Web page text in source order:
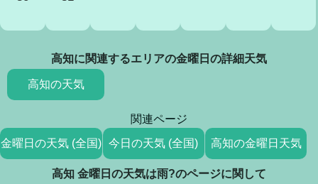
高知に関連するエリアの金曜日の詳細天気
高知の天気
関連ページ
金曜日の天気 (全国) 今日の天気 (全国) 高知の金曜日天気
高知 金曜日の天気は雨?のページに関して